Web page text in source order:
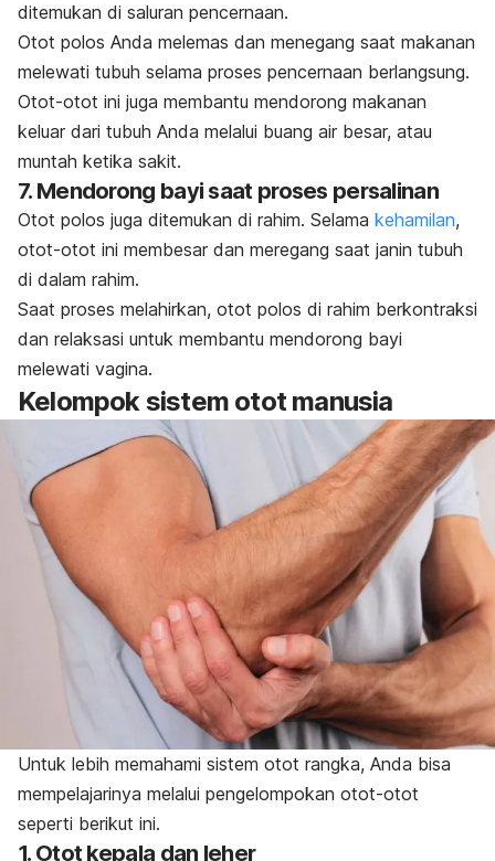
ditemukan di saluran pencernaan.
Otot polos Anda melemas dan menegang saat makanan
melewati tubuh selama proses pencernaan berlangsung.
Otot-otot ini juga membantu mendorong makanan
keluar dari tubuh Anda melalui buang air besar, atau
muntah ketika sakit.
7. Mendorong bayi saat proses persalinan
Otot polos juga ditemukan di rahim. Selama kehamilan,
otot-otot ini membesar dan meregang saat janin tubuh
di dalam rahim.
Saat proses melahirkan, otot polos di rahim berkontraksi
dan relaksasi untuk membantu mendorong bayi
melewati vagina.
Kelompok sistem otot manusia
Untuk lebih memahami sistem otot rangka, Anda bisa
mempelajarinya melalui pengelompokan otot-otot
seperti berikut ini.
1. Otot kepala dan leher